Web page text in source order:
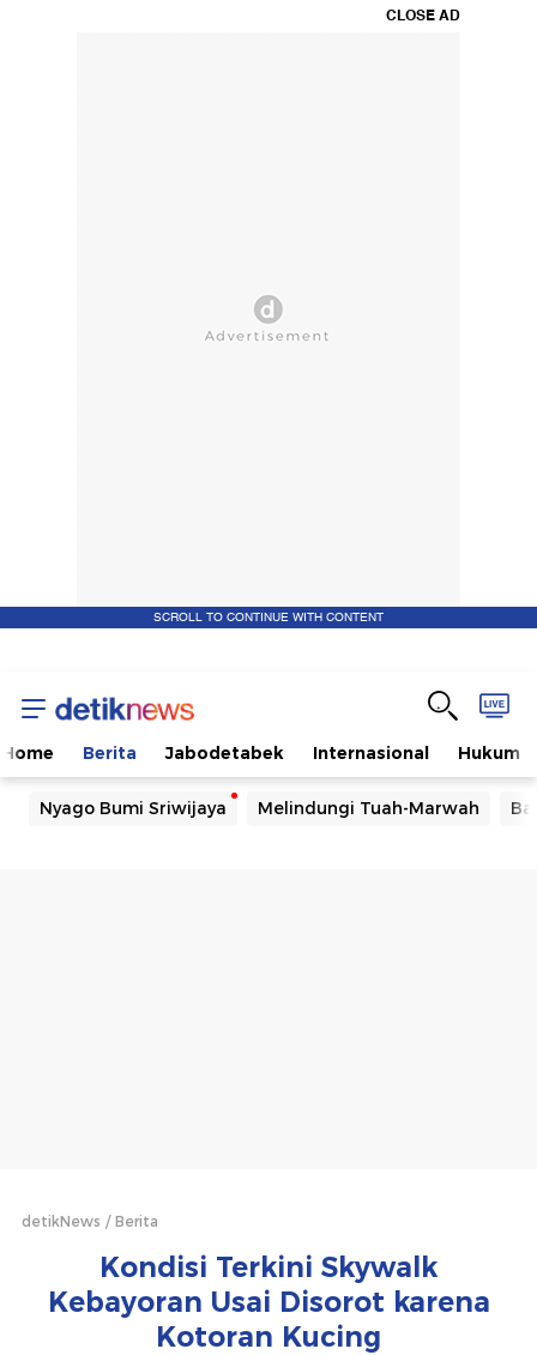
CLOSE AD
SCROLL TO CONTINUE WITH CONTENT
Home Berita Jabodetabek Internasional Hukum
Nyago Bumi Sriwijaya Melindungi Tuah-Marwah
detikNews Berita
Kondisi Terkini Skywalk
Kebayoran Usai Disorot karena
Kotoran Kucing